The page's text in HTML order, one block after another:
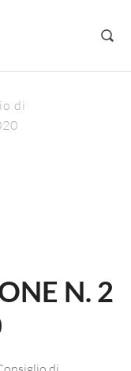
di
N. 2